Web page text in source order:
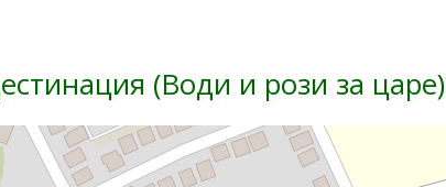
(Води и рози за царе)